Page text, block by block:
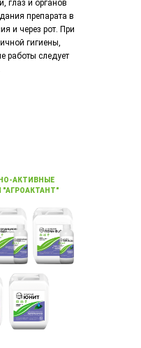
глаз и органов
препарата в
и через рот. При
гигиены,
работы следует
АКТИВНЫЕ
"АГРОАКТАНТ"